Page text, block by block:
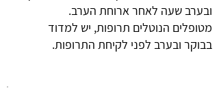
ובערב שעה לאחר ארוחת הערב.
מטופלים הנוטלים תרופות, יש למדוד
בבוקר ובערב לפני לקיחת התרופות.